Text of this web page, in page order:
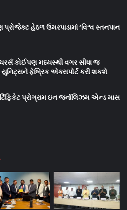
હેઠળ ઉમરપાડામાં ‘વિશ્વ સ્તનપાન
કોઈપણ મધ્યસ્થી વગર સીધા જ
ફેબ્રિક એક્સપોર્ટ કરી શકશે
પ્રોગ્રામ ઇન જર્નાલિઝમ એન્ડ માસ